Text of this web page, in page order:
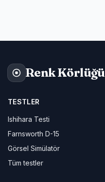
Renk Körlüğü
TESTLER
Ishihara Testi
Farnsworth D-15
Görsel Simülatör
Tüm testler